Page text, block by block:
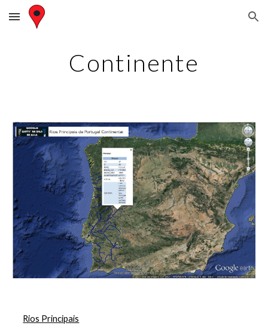
Skip to main content Skip to navigation
Continente
Rios Principais